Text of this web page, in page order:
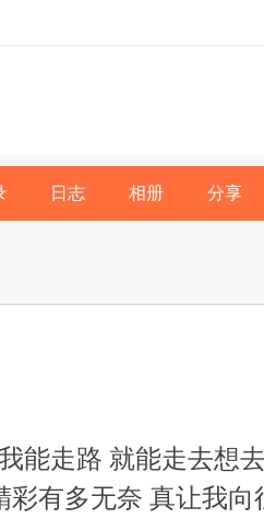
日志 相册 分享
能走路 就能走去想
有多无奈 真让我向